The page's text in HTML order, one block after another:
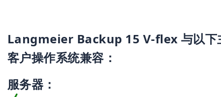
Langmeier Backup 15 V-flex 与以下
客户操作系统兼容：
服务器：